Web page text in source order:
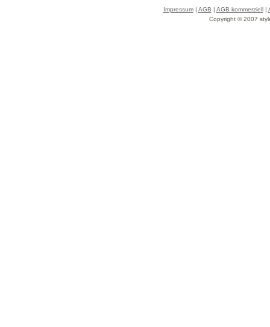
Impressum| AGB | AGB kommerziell|
Copyright © 2007